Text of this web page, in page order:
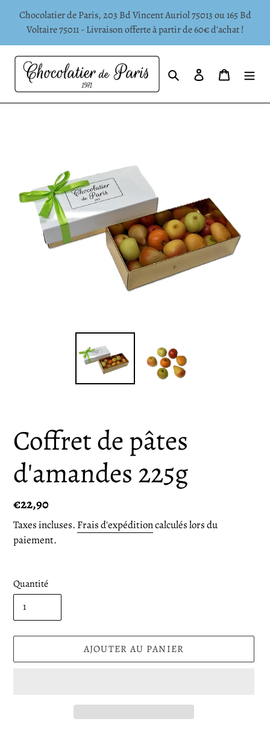
Passer
Chocolatier de Paris, 203 Bd Vincent Auriol 75013 ou 165 Bd
Voltaire 75011 - Livraison offerte à partir de 60€ d'achat !
RechercherSe connecter
Panier
Coffret de pâtes
d'amandes 225g
Prix
normal
€22,90
Taxes incluses. Frais d'expéditioncalculés lors du
paiement.
Quantité
AJOUTER AU PANIER